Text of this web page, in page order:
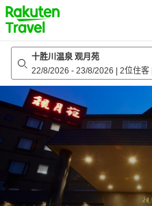
to
top
page
十胜川温泉 观月苑
22/8/2026 - 23/8/2026 2位住客